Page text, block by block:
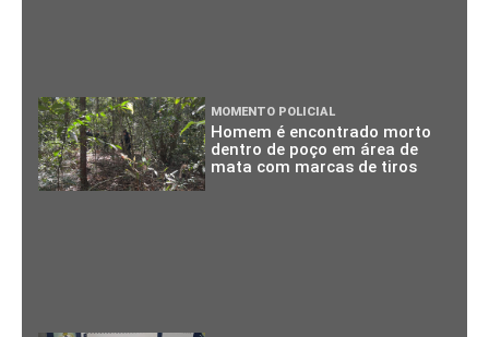
MOMENTO POLICIAL
Homem é encontrado morto
dentro de poço em área de
mata com marcas de tiros